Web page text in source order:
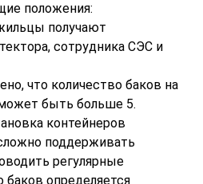
положения:
получают
сотрудника СЭС и
что количество баков на
быть больше 5.
контейнеров
поддерживать
регулярные
баков определяется